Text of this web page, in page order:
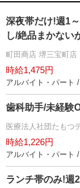
深夜帯だけ!週1
し/絶品まかない
町田商店 堺三宝町店
時給1,475円
アルバイト・パート
歯科助手/未経験
医療法人社団たもつ
時給1,226円
アルバイト・パート
ランチ帯のみ!週